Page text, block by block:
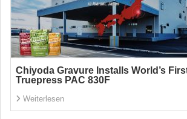
Chiyoda Gravure Installs World’s
Truepress PAC 830F
Weiterlesen